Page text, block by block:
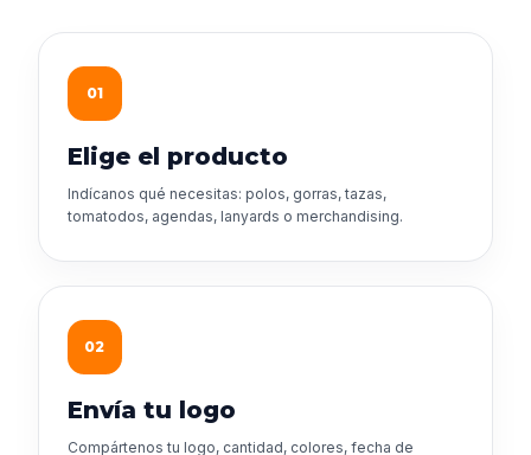
01
Elige el producto
Indícanos qué necesitas: polos, gorras, tazas,
tomatodos, agendas, lanyards o merchandising.
02
Envía tu logo
Compártenos tu logo, cantidad, colores, fecha de